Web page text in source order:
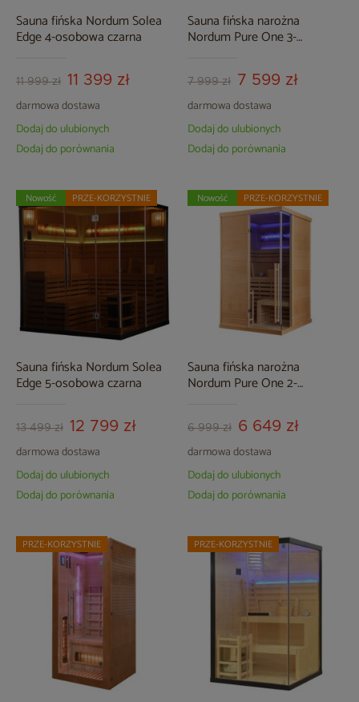
Sauna fińska Nordum Solea
Edge 4-osobowa czarna
11 999 zł 11 399 zł
darmowa dostawa
Dodaj do ulubionych
Dodaj do porównania
Sauna fińska narożna
Nordum Pure One 3-
7 999 zł 7 599 zł
darmowa dostawa
Dodaj do ulubionych
Dodaj do porównania
Sauna fińska Nordum Solea
Edge 5-osobowa czarna
13 499 zł 12 799 zł
darmowa dostawa
Nowość PRZE-KORZYSTNIE
Dodaj do ulubionych
Dodaj do porównania
Sauna fińska narożna
Nordum Pure One 2-
6 999 zł 6 649 zł
darmowa dostawa
Nowość PRZE-KORZYSTNIE
Dodaj do ulubionych
Dodaj do porównania
PRZE-KORZYSTNIE PRZE-KORZYSTNIE